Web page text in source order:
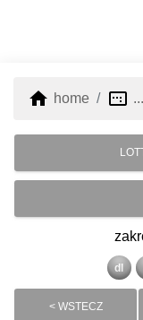
home home image_aspect_ratio ...
dl
< WSTECZ